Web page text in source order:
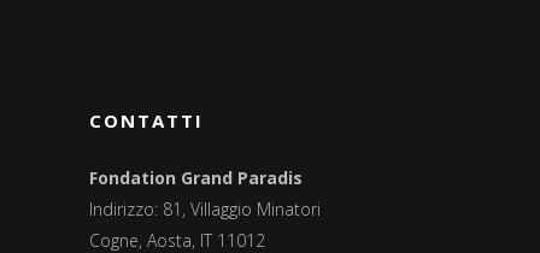
CONTATTI
Fondation Grand Paradis
Indirizzo: 81, Villaggio Minatori
Cogne, Aosta, IT 11012